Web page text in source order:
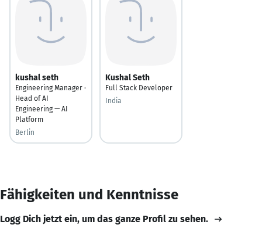
kushal seth
Engineering Manager ·
Head of AI
Engineering — AI
Platform
Berlin
Kushal Seth
Full Stack Developer
India
Fähigkeiten und Kenntnisse
Logg Dich jetzt ein, um das ganze Profil zu sehen.